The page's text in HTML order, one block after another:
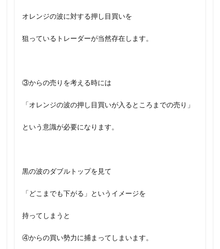
オレンジの波に対する押し目買いを
狙っているトレーダーが当然存在します。
③からの売りを考える時には
「オレンジの波の押し目買いが入るところまでの売り」
という意識が必要になります。
黒の波のダブルトップを見て
「どこまでも下がる」というイメージを
持ってしまうと
④からの買い勢力に捕まってしまいます。